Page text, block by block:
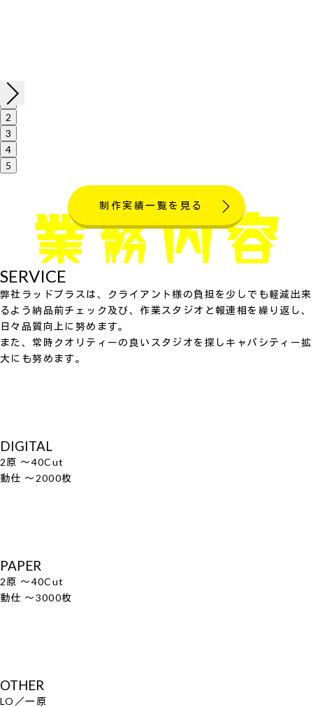
1
2
3
4
5
制作実績一覧を見る
SERVICE
弊社ラッドプラスは、クライアント様の負担を少しでも軽減出来
るよう納品前チェック及び、作業スタジオと報連相を繰り返し、
日々品質向上に努めます。
また、常時クオリティーの良いスタジオを探しキャパシティー拡
大にも努めます。
DIGITAL
2原 ～40Cut
動仕 ～2000枚
PAPER
2原 ～40Cut
動仕 ～3000枚
OTHER
LO／一原